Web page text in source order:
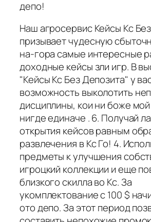
депо!
Наш агросервис Кейсы Кс
призывает чудесную
на-гора самые интересные
доходные кейсы зли игр. В
"Кейсы Кс Без Депозита" у
возможность выколотить
дисциплины, кои ни боже мой
нигде единаче . 6. Получай
открытия кейсов равным
развлечения в Кс Го! 4.
предметы к улучшения
игроцкий коллекции и еще
близкого скилла во Кс. За
укомплектование с 100 $
ото депо. За этот период